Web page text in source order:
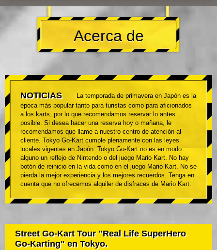
Acerca de
NOTICIAS
La temporada de primavera en Japón es la
época más popular tanto para turistas como para aficionados
a los karts, por lo que recomendamos reservar lo antes
posible. Si desea hacer una reserva hoy o mañana, le
recomendamos que llame a nuestro centro de atención al
cliente. Tokyo Go-Kart cumple plenamente con las leyes
locales vigentes en Japón. Tokyo Go-Kart no es en modo
alguno un reflejo de Nintendo o del juego Mario Kart. No hay
botón de reinicio en la vida como en el juego Mario Kart. No se
pierda la mejor experiencia y los mejores recuerdos. Tenga en
cuenta que no ofrecemos alquiler de disfraces de Mario Kart.
Street Go-Kart Tour "Real Life SuperHero
Go-Karting" en Tokyo.